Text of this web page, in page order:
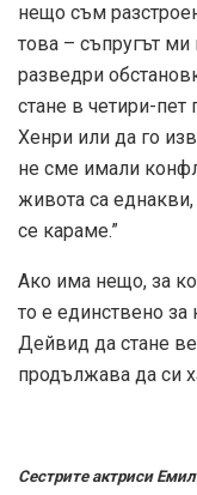
нещо съм
това – съпругът
разведри
стане в четири-
Хенри или да го
не сме имали
живота са
се караме.”
Ако има нещо, за
то е единствено
Дейвид да стане
продължава да си
Сестрите актриси